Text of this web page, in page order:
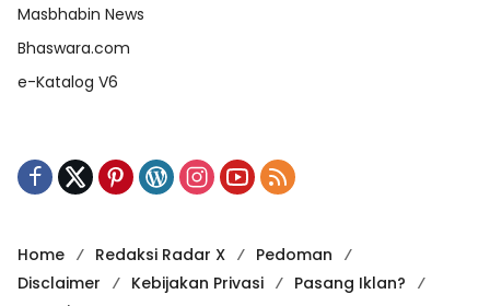
Masbhabin News
Bhaswara.com
e-Katalog V6
Home Redaksi Radar X
Pedoman
Disclaimer
Kebijakan Privasi
Pasang Iklan?